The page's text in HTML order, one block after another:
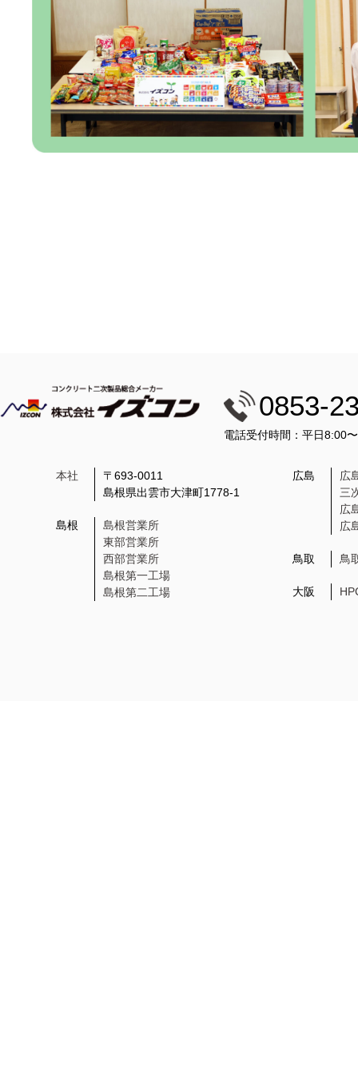
0853-
電話受付時間：平日8:00
本社
〒693-0011
島根県出雲市大津町1778-1
島根
島根営業所
東部営業所
西部営業所
島根第一工場
島根第二工場
広島
広
三
広
広
鳥取 鳥
大阪